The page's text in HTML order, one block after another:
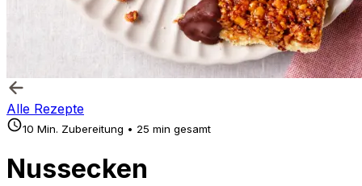
Alle Rezepte
10 Min. Zubereitung • 25 min gesamt
Nussecken